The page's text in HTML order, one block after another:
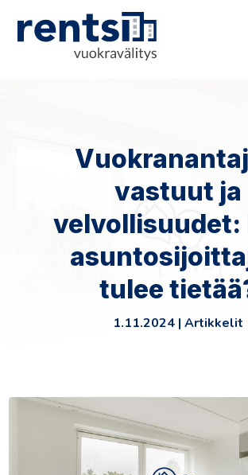
vastuut ja
velvollisuudet:
tulee
1.11.2024| Artikkelit